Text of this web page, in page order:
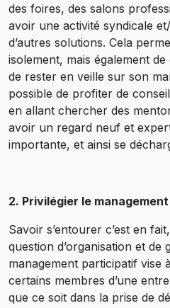
des foires, des salons
avoir une activité syndicale
d’autres solutions. Cela
isolement, mais également
de rester en veille sur son
possible de profiter de
en allant chercher des
avoir un regard neuf et
importante, et ainsi se
2. Privilégier le
Savoir s’entourer c’est en
question d’organisation et de
management participatif vise
certains membres d’une
que ce soit dans la prise de